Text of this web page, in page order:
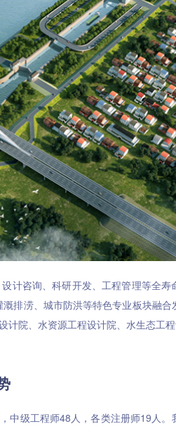
咨询、科研开发、工程管理等全寿
排涝、城市防洪等特色专业板块融
院、水资源工程设计院、水生态工程
中级工程师48人，各类注册师19人。